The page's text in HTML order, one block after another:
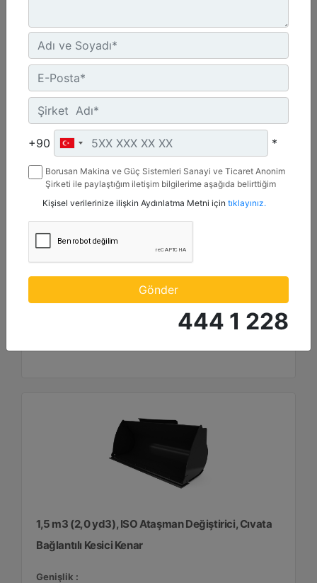
1,4 m3 (1,8 yd3), ISO Ataşman Değiştirici, Cıvata
Bağlantılı Tırnaklı
Genişlik :
95.6 inç - 2429 mm
Ağırlık :
1213 lb - 550.2 kg
1,5 m3 (2,0 yd3), ISO Ataşman Değiştirici, Cıvata
Bağlantılı Kesici Kenar
Genişlik :
+90 *
Borusan Makina ve Güç Sistemleri Sanayi ve Ticaret Anonim
Şirketi ile paylaştığım iletişim bilgilerime aşağıda belirttiğim
mesaj gönderilmesine izin veriyorum.
Kişisel verilerinize ilişkin Aydınlatma Metni için tıklayınız.
Gönder
444 1 228